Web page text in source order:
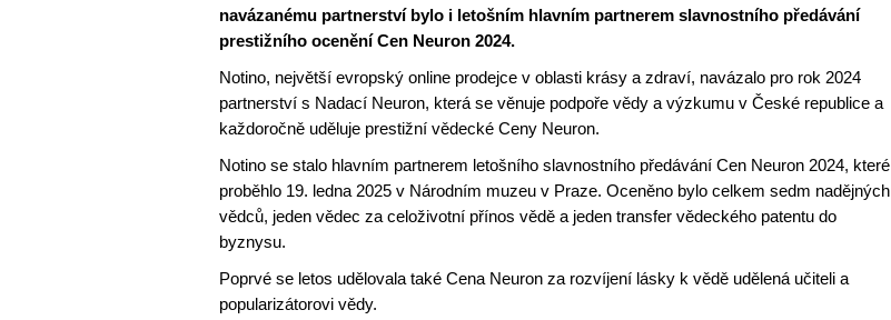
navázanému partnerství bylo i letošním hlavním partnerem slavnostního předávání
prestižního ocenění Cen Neuron 2024.
Notino, největší evropský online prodejce v oblasti krásy a zdraví, navázalo pro rok 2024
partnerství s Nadací Neuron, která se věnuje podpoře vědy a výzkumu v České republice a
každoročně uděluje prestižní vědecké Ceny Neuron.
Notino se stalo hlavním partnerem letošního slavnostního předávání Cen Neuron 2024, které
proběhlo 19. ledna 2025 v Národním muzeu v Praze. Oceněno bylo celkem sedm nadějných
vědců, jeden vědec za celoživotní přínos vědě a jeden transfer vědeckého patentu do
byznysu.
Poprvé se letos udělovala také Cena Neuron za rozvíjení lásky k vědě udělená učiteli a
popularizátorovi vědy.